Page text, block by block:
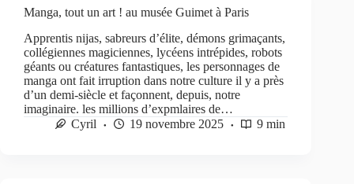
Manga, tout un art ! au musée Guimet à Paris
Apprentis nijas, sabreurs d’élite, démons grimaçants,
collégiennes magiciennes, lycéens intrépides, robots
géants ou créatures fantastiques, les personnages de
manga ont fait irruption dans notre culture il y a près
d’un demi-siècle et façonnent, depuis, notre
imaginaire. les millions d’expmlaires de…
Cyril
19 novembre 2025 9 min